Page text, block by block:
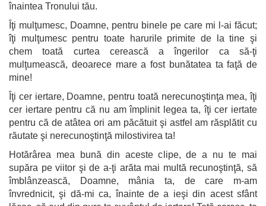
înaintea Tronului tău.
Îţi mulţumesc, Doamne, pentru binele pe care mi l-ai făcut;
îţi mulţumesc pentru toate harurile primite de la tine şi
chem toată curtea cerească a îngerilor ca să-ţi
mulţumească, deoarece mare a fost bunătatea ta faţă de
mine!
Îţi cer iertare, Doamne, pentru toată nerecunoştinţa mea, îţi
cer iertare pentru că nu am împlinit legea ta, îţi cer iertate
pentru că de atâtea ori am păcătuit şi astfel am răsplătit cu
răutate şi nerecunoştinţă milostivirea ta!
Hotărârea mea bună din aceste clipe, de a nu te mai
supăra pe viitor şi de a-ţi arăta mai multă recunoştinţă, să
îmblânzească, Doamne, mânia ta, de care m-am
învrednicit, şi dă-mi ca, înainte de a ieşi din acest sfânt